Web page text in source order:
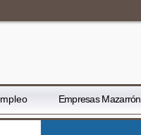
Empresas Mazarrón